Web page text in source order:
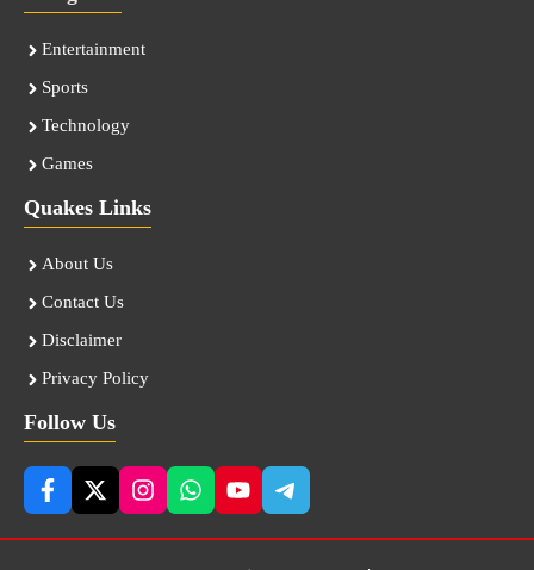
Entertainment
Sports
Technology
Games
Quakes Links
About Us
Contact Us
Disclaimer
Privacy Policy
Follow Us